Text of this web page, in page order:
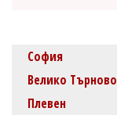
София
Велико Търново
Плевен